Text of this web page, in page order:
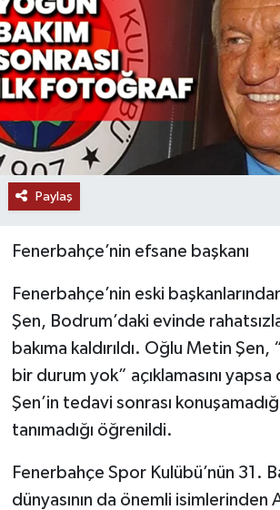
Paylaş
Fenerbahçe’nin efsane başkanı
Fenerbahçe’nin eski
Şen, Bodrum’daki evinde
bakıma kaldırıldı. Oğlu Metin
bir durum yok” açıklamasını yapsa
Şen’in tedavi sonrası
tanımadığı öğrenildi.
Fenerbahçe Spor Kulübü’nün 31.
dünyasının da önemli isimlerinden